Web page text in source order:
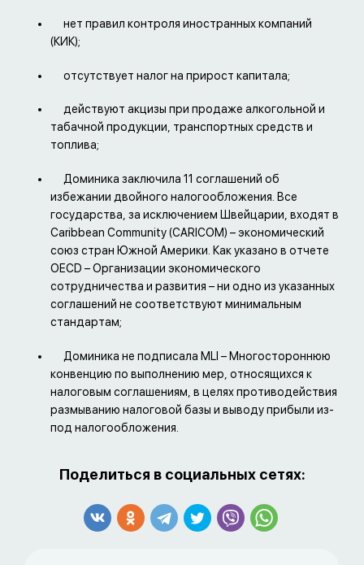
нет правил контроля иностранных компаний
(КИК);
отсутствует налог на прирост капитала;
действуют акцизы при продаже алкогольной и
табачной продукции, транспортных средств и
топлива;
Доминика заключила 11 соглашений об
избежании двойного налогообложения. Все
государства, за исключением Швейцарии, входят в
Caribbean Community (CARICOM) – экономический
союз стран Южной Америки. Как указано в отчете
OECD – Организации экономического
сотрудничества и развития – ни одно из указанных
соглашений не соответствуют минимальным
стандартам;
Доминика не подписала MLI – Многостороннюю
конвенцию по выполнению мер, относящихся к
налоговым соглашениям, в целях противодействия
размыванию налоговой базы и выводу прибыли из-
под налогообложения.
Поделиться в социальных сетях: